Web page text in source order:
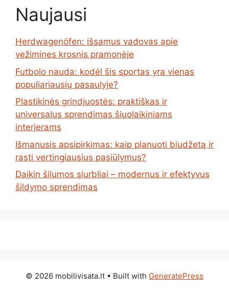
Naujausi
Herdwagenöfen: išsamus vadovas apie
vežimines krosnis pramonėje
Futbolo nauda: kodėl šis sportas yra vienas
populiariausių pasaulyje?
Plastikinės grindjuostės: praktiškas ir
universalus sprendimas šiuolaikiniams
interjerams
Išmanusis apsipirkimas: kaip planuoti biudžetą ir
rasti vertingiausius pasiūlymus?
Daikin šilumos siurbliai – modernus ir efektyvus
šildymo sprendimas
© 2026 mobilivisata.lt • Built with GeneratePress